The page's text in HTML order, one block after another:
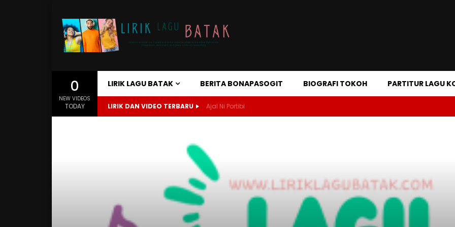
0
NEW VIDEOS
TODAY
LIRIK LAGU BATAK BERITA BONAPASOGIT BIOGRAFI TOKOH PARTITUR LAGU
LIRIK DAN VIDEO TERBARU Ajal Ni Portibi